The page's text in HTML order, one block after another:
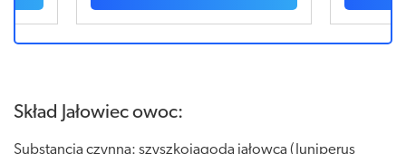
Skład Jałowiec owoc:
Substancja czynna: szyszkojagoda jałowca (Juniperus